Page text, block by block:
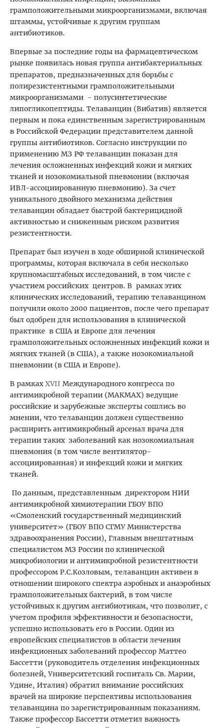
грамположительными микроорганизмами, включая
штаммы, устойчивые к другим группам
антибиотиков.
Впервые за последние годы на фармацевтическом
рынке появилась новая группа антибактериальных
препаратов, предназначенных для борьбы с
полирезистентными грамположительными
микроорганизмами - полусинтетические
липогликопептиды. Телаванцин (Вибатив) является
первым и пока единственным зарегистрированным
в Российской Федерации представителем данной
группы антибиотиков. Согласно инструкции по
применению МЗ РФ телаванцин показан для
лечения осложненных инфекций кожи и мягких
тканей и нозокомиальной пневмонии (включая
ИВЛ-ассоциированную пневмонию). За счет
уникального двойного механизма действия
телаванцин обладает быстрой бактерицидной
активностью и сниженным риском развития
резистентности.
Препарат был изучен в ходе обширной клинической
программы, которая включала в себя несколько
крупномасштабных исследований, в том числе с
участием российских центров. В рамках этих
клинических исследований, терапию телаванцином
получили около 2000 пациентов, после чего препарат
был одобрен для использования в клинической
практике в США и Европе для лечения
грамположительных осложненных инфекций кожи и
мягких тканей (в США), а также нозокомиальной
пневмонии (в США и Европе).
В рамкахXVII Международного конгресса по
антимикробной терапии (МАКМАХ) ведущие
российские и зарубежные эксперты сошлись во
мнении, что телаванцин должен существенно
расширить антимикробный арсенал врача для
терапии таких заболеваний как нозокомиальная
пневмония (в том числе вентилятор-
ассоциированная) и инфекций кожи и мягких
тканей.
По данным, представленным директором НИИ
антимикробной химиотерапии ГБОУ ВПО
«Смоленский государственный медицинский
университет» (ГБОУ ВПО СГМУ Министерства
здравоохранения России), Главным внештатным
специалистом МЗ России по клинической
микробиологии и антимикробной резистентности
профессором Р.С.Козловым, телаванцин активен в
отношении широкого спектра аэробных и анаэробных
грамположительных бактерий, в том числе
устойчивых к другим антибиотикам, что позволит, с
учетом профиля эффективности и безопасности,
успешно использовать его в России. Один из
европейских специалистов в области лечения
инфекционных заболеваний профессор Маттео
Бассетти (руководитель отделения инфекционных
болезней, Университетский госпиталь Св. Марии,
Удине, Италия) обратил внимание российских
врачей на широкие перспективы использования
телаванцина по зарегистрированным показаниям.
Также профессор Бассетти отметил важность